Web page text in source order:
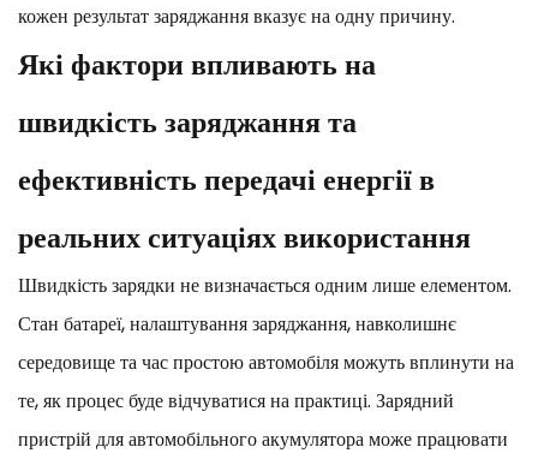
кожен результат заряджання вказує на одну причину.
Які фактори впливають на
швидкість заряджання та
ефективність передачі енергії в
реальних ситуаціях використання
Швидкість зарядки не визначається одним лише елементом.
Стан батареї, налаштування заряджання, навколишнє
середовище та час простою автомобіля можуть вплинути на
те, як процес буде відчуватися на практиці. Зарядний
пристрій для автомобільного акумулятора може працювати